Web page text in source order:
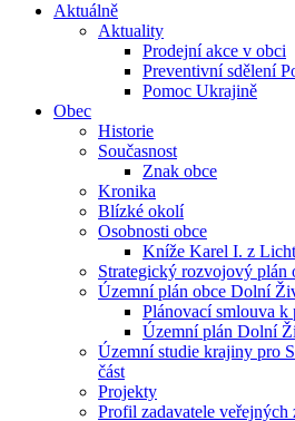
Aktuálně
Aktuality
Prodejní akce v obci
Preventivní sdělení
Pomoc Ukrajině
Obec
Historie
Současnost
Znak obce
Kronika
Blízké okolí
Osobnosti obce
Kníže Karel I. z
Strategický rozvojový
Územní plán obce Dolní
Plánovací smlouva k
Územní plán Dolní
Územní studie krajiny pro
část
Projekty
Profil zadavatele veřejných